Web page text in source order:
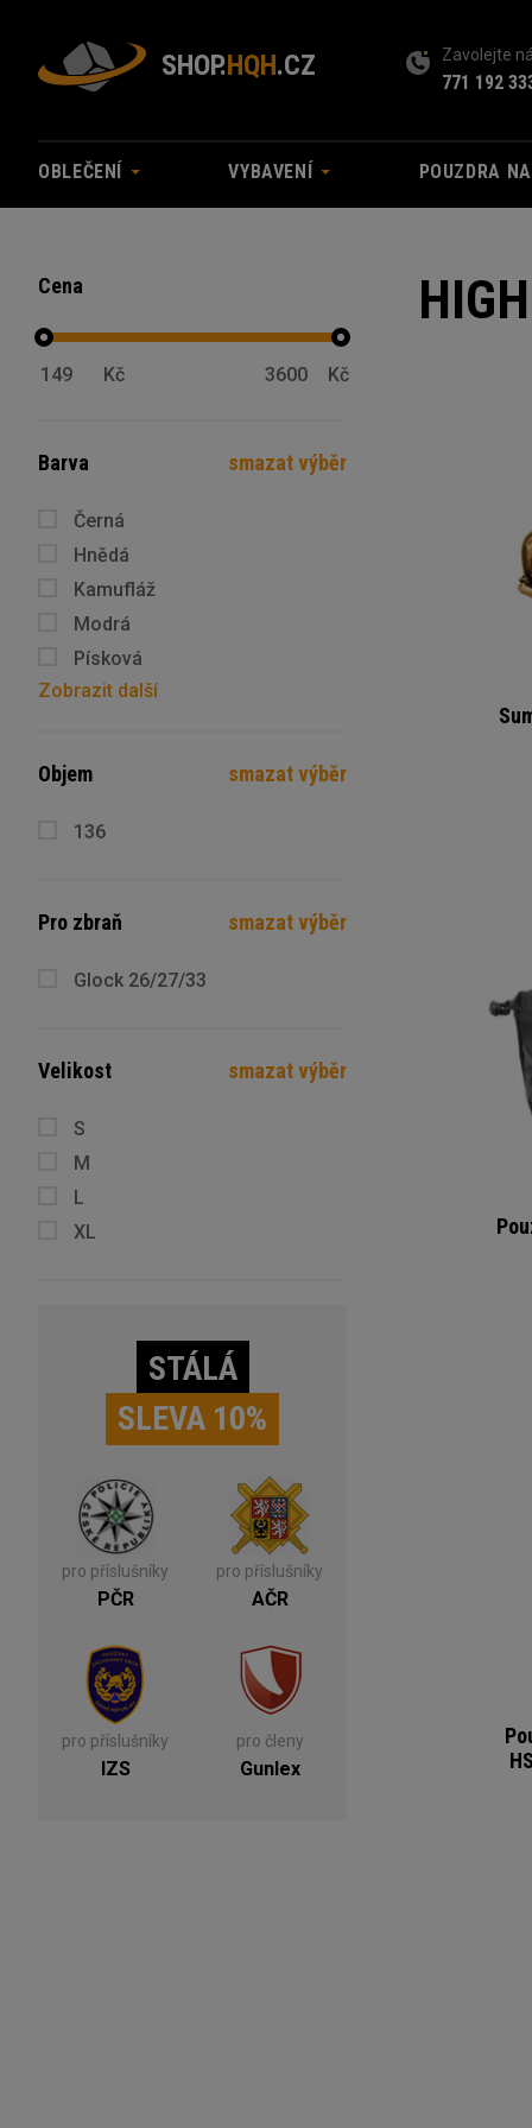
SHOP.HQH.CZ Zavolejte
771 192
OBLEČENÍ VYBAVENÍ POUZDRA
Cena
Kč Kč
smazat výběr
Barva
Černá
Hnědá
Kamufláž
Modrá
Písková
Šedá
Zobrazit další
smazat výběr
Objem
136
smazat výběr
Pro zbraň
Glock 26/27/33
smazat výběr
Velikost
S
M
L
XL
STÁLÁ
SLEVA 10%
pro příslušníky
PČR
pro příslušníky
AČR
pro příslušníky
IZS
pro členy
Gunlex